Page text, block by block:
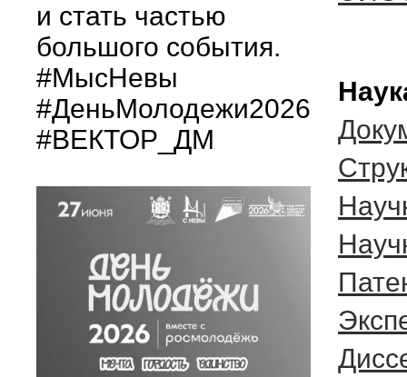
и стать частью
большого события.
#МысНевы
#ДеньМолодежи2026
#ВЕКТОР_ДМ